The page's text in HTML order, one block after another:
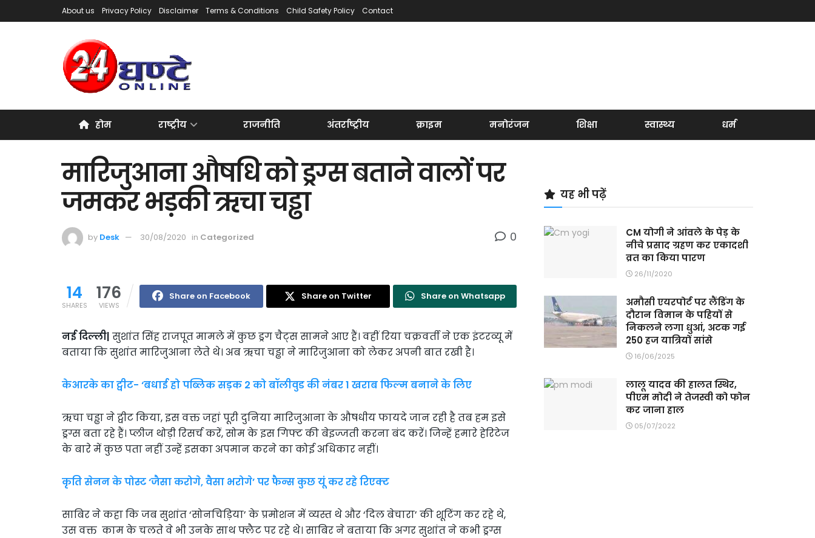
About us Privacy Policy Disclaimer Terms & Conditions Child Safety Policy Contact
होम राष्ट्रीय राजनीति अंतर्राष्ट्रीय क्राइम मनोरंजन शिक्षा स्वास्थ्य धर्म
मारिजुआना औषधि को ड्रग्स बताने वालों पर
जमकर भड़की ऋचा चड्ढा
by Desk 30/08/2020 in Categorized 0
14
SHARES
176
VIEWS
Share on Facebook Share on Twitter Share on Whatsapp
नई दिल्ली| सुशांत सिंह राजपूत मामले में कुछ ड्रग चैट्स सामने आए हैं। वहीं रिया चक्रवर्ती ने एक इंटरव्यू में
बताया कि सुशांत मारिजुआना लेते थे। अब ऋचा चड्ढा ने मारिजुआना को लेकर अपनी बात रखी है।
केआरके का ट्वीट- ‘बधाई हो पब्लिक सड़क 2 को बॉलीवुड की नंबर 1 खराब फिल्म बनाने के लिए
ऋचा चड्ढा ने ट्वीट किया, इस वक्त जहां पूरी दुनिया मारिजुआना के औषधीय फायदे जान रही है तब हम इसे
ड्रग्स बता रहे हैं। प्लीज थोड़ी रिसर्च करें, सोम के इस गिफ्ट की बेइज्जती करना बंद करें। जिन्हें हमारे हेरिटेज
के बारे में कुछ पता नहीं उन्हें इसका अपमान करने का कोई अधिकार नहीं।
कृति सेनन के पोस्ट ‘जैसा करोगे, वैसा भरोगे’ पर फैन्स कुछ यूं कर रहे रिएक्ट
साबिर ने कहा कि जब सुशांत ‘सोनचिड़िया’ के प्रमोशन में व्यस्त थे और ‘दिल बेचारा’ की शूटिंग कर रहे थे,
उस वक्त काम के चलते वे भी उनके साथ फ्लैट पर रहे थे। साबिर ने बताया कि अगर सुशांत ने कभी ड्रग्स
यह भी पढ़ें
CM योगी ने आंवले के पेड़ के
नीचे प्रसाद ग्रहण कर एकादशी
व्रत का किया पारण
26/11/2020
अमौसी एयरपोर्ट पर लैंडिंग के
दौरान विमान के पहियों से
निकलने लगा धुआं, अटक गई
250 हज यात्रियों सांसे
16/06/2025
लालू यादव की हालत स्थिर,
पीएम मोदी ने तेजस्वी को फोन
कर जाना हाल
05/07/2022